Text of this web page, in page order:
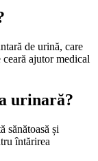
de urină, care
ajutor medical
urinară?
sănătoasă și
întărirea